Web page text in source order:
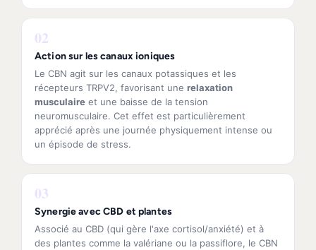
02
Action sur les canaux ioniques
Le CBN agit sur les canaux potassiques et les
récepteurs TRPV2, favorisant une relaxation
musculaire et une baisse de la tension
neuromusculaire. Cet effet est particulièrement
apprécié après une journée physiquement intense ou
un épisode de stress.
03
Synergie avec CBD et plantes
Associé au CBD (qui gère l'axe cortisol/anxiété) et à
des plantes comme la valériane ou la passiflore, le CBN